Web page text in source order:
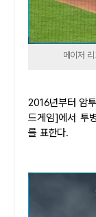
메이저
2016년부터 암투병을 해왔는데, [블랙 팬서], [인피니티 워], [엔
드게임]에서 투
를 표한다.